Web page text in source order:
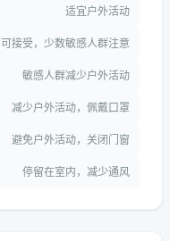
适宜户外活动
可接受，少数敏感人群注意
敏感人群减少户外活动
减少户外活动，佩戴口罩
避免户外活动，关闭门窗
停留在室内，减少通风